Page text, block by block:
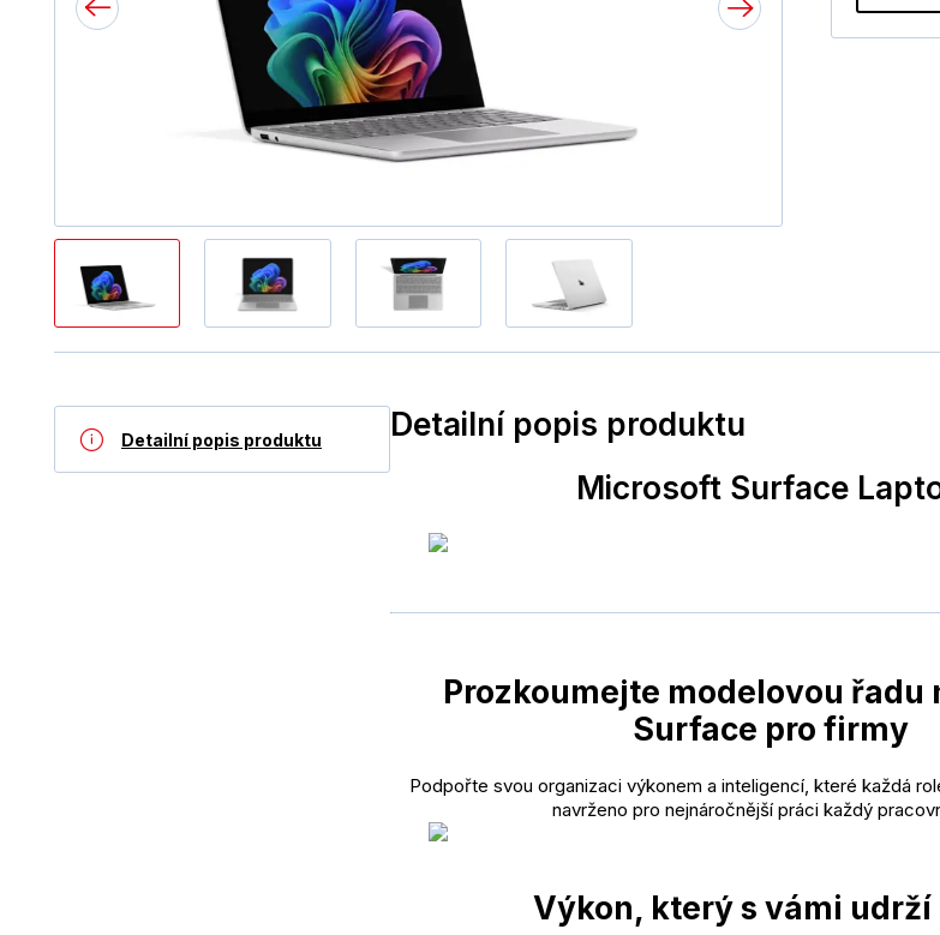
Detailní popis produktu
Detailní popis produktu
Microsoft Surface
Prozkoumejte modelovou řadu
Surface pro firmy
Podpořte svou organizaci výkonem a inteligencí, které každá
navrženo pro nejnáročnější práci každý
Výkon, který s vámi udrží